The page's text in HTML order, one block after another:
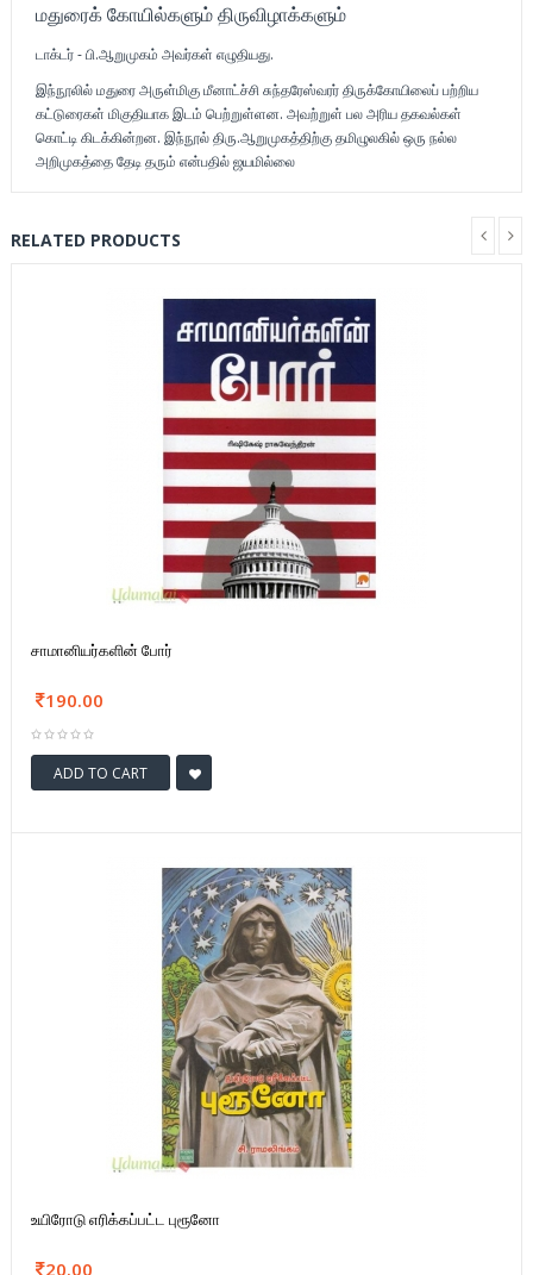
மதுரைக் கோயில்களும் திருவிழாக்களும்
டாக்டர் - பி.ஆறுமுகம் அவர்கள் எழுதியது.
இந்நூலில் மதுரை அருள்மிகு மீனாட்ச்சி சுந்தரேஸ்வரர் திருக்கோயிலைப் பற்றிய
கட்டுரைகள் மிகுதியாக இடம் பெற்றுள்ளன. அவற்றுள் பல அரிய தகவல்கள்
கொட்டி கிடக்கின்றன. இந்நூல் திரு.ஆறுமுகத்திற்கு தமிழுலகில் ஒரு நல்ல
அறிமுகத்தை தேடி தரும் என்பதில் ஜயமில்லை
RELATED PRODUCTS
சாமானியர்களின் போர்
190.00
ADD TO CART
உயிரோடு எரிக்கப்பட்ட புரூனோ
20.00